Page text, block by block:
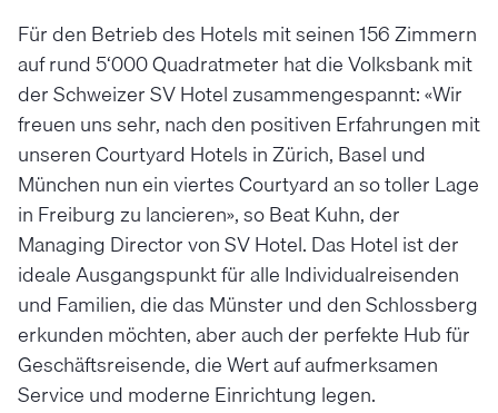
Für den Betrieb des Hotels mit seinen 156 Zimmern
auf rund 5‘000 Quadratmeter hat die Volksbank mit
der Schweizer SV Hotel zusammengespannt: «Wir
freuen uns sehr, nach den positiven Erfahrungen mit
unseren Courtyard Hotels in Zürich, Basel und
München nun ein viertes Courtyard an so toller Lage
in Freiburg zu lancieren», so Beat Kuhn, der
Managing Director von SV Hotel. Das Hotel ist der
ideale Ausgangspunkt für alle Individualreisenden
und Familien, die das Münster und den Schlossberg
erkunden möchten, aber auch der perfekte Hub für
Geschäftsreisende, die Wert auf aufmerksamen
Service und moderne Einrichtung legen.